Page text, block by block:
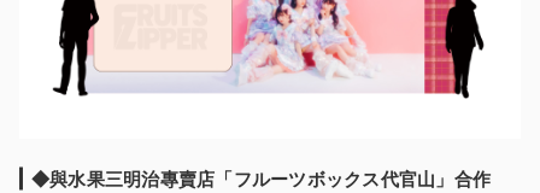
◆與水果三明治專賣店「フルーツボックス代官山」合作